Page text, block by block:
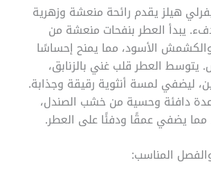
هيلز يقدم رائحة منعشة وزهرية
يبدأ العطر بنفحات منعشة من
والكشمش الأسود، مما يمنح إحساسًا
يتوسط العطر قلب غني بالزنابق،
ليضفي لمسة أنثوية رقيقة وجذابة.
دافئة وحسية من خشب الصندل،
مما يضفي عمقًا ودفئًا على العطر.
المناسب: